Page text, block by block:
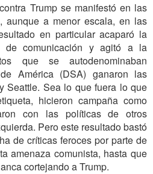
Trump se manifestó en las
aunque a menor escala, en las
en particular acaparó la
de comunicación y agitó a la
que se autodenominaban
América (DSA) ganaron las
Seattle. Sea lo que fuera lo que
hicieron campaña como
con las políticas de otros
Pero este resultado bastó
de críticas feroces por parte de
amenaza comunista, hasta que
cortejando a Trump.